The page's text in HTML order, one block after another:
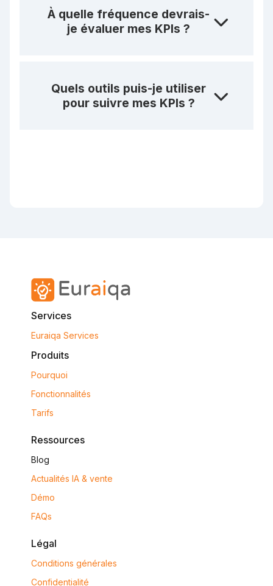
À quelle fréquence devrais-
je évaluer mes KPIs ?
Quels outils puis-je utiliser
pour suivre mes KPIs ?
Services
Euraiqa Services
Produits
Pourquoi
Fonctionnalités
Tarifs
Ressources
Blog
Actualités IA & vente
Démo
FAQs
Légal
Conditions générales
Confidentialité